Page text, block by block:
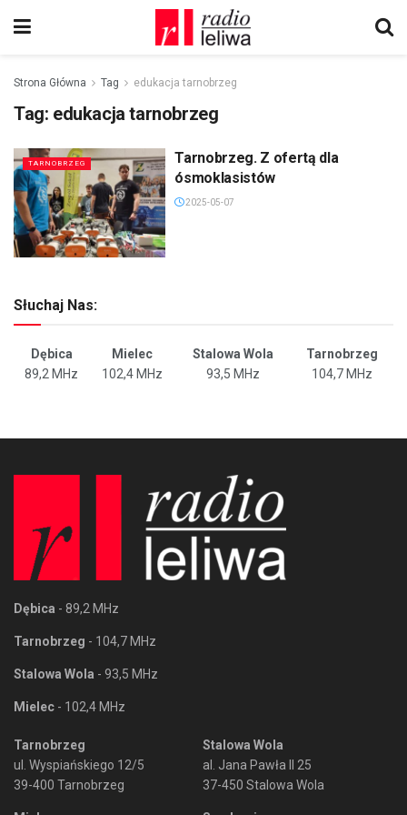
Strona Główna Tag edukacja tarnobrzeg
Tag: edukacja tarnobrzeg
TARNOBRZEG
Tarnobrzeg. Z ofertą dla
ósmoklasistów
2025-05-07
Słuchaj Nas:
Dębica Mielec Stalowa Wola
Tarnobrzeg
89,2 MHz
102,4 MHz 93,5 MHz 104,7 MHz
Dębica - 89,2 MHz
Tarnobrzeg - 104,7 MHz
Stalowa Wola - 93,5 MHz
Mielec - 102,4 MHz
Tarnobrzeg
ul. Wyspiańskiego 12/5
39-400 Tarnobrzeg
Stalowa Wola
al. Jana Pawła II 25
37-450 Stalowa Wola